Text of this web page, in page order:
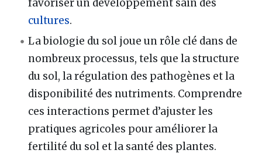
favoriser un développement sain des
cultures.
La biologie du sol joue un rôle clé dans de
nombreux processus, tels que la structure
du sol, la régulation des pathogènes et la
disponibilité des nutriments. Comprendre
ces interactions permet d’ajuster les
pratiques agricoles pour améliorer la
fertilité du sol et la santé des plantes.